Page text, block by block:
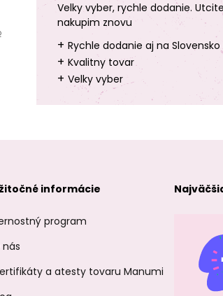
Velky vyber, rychle dodanie. Utcite
nakupim znovu
+ Rychle dodanie aj na Slovensko
+ Kvalitny tovar
+ Velky vyber
informácie
program
nás
a atesty tovaru Manumi